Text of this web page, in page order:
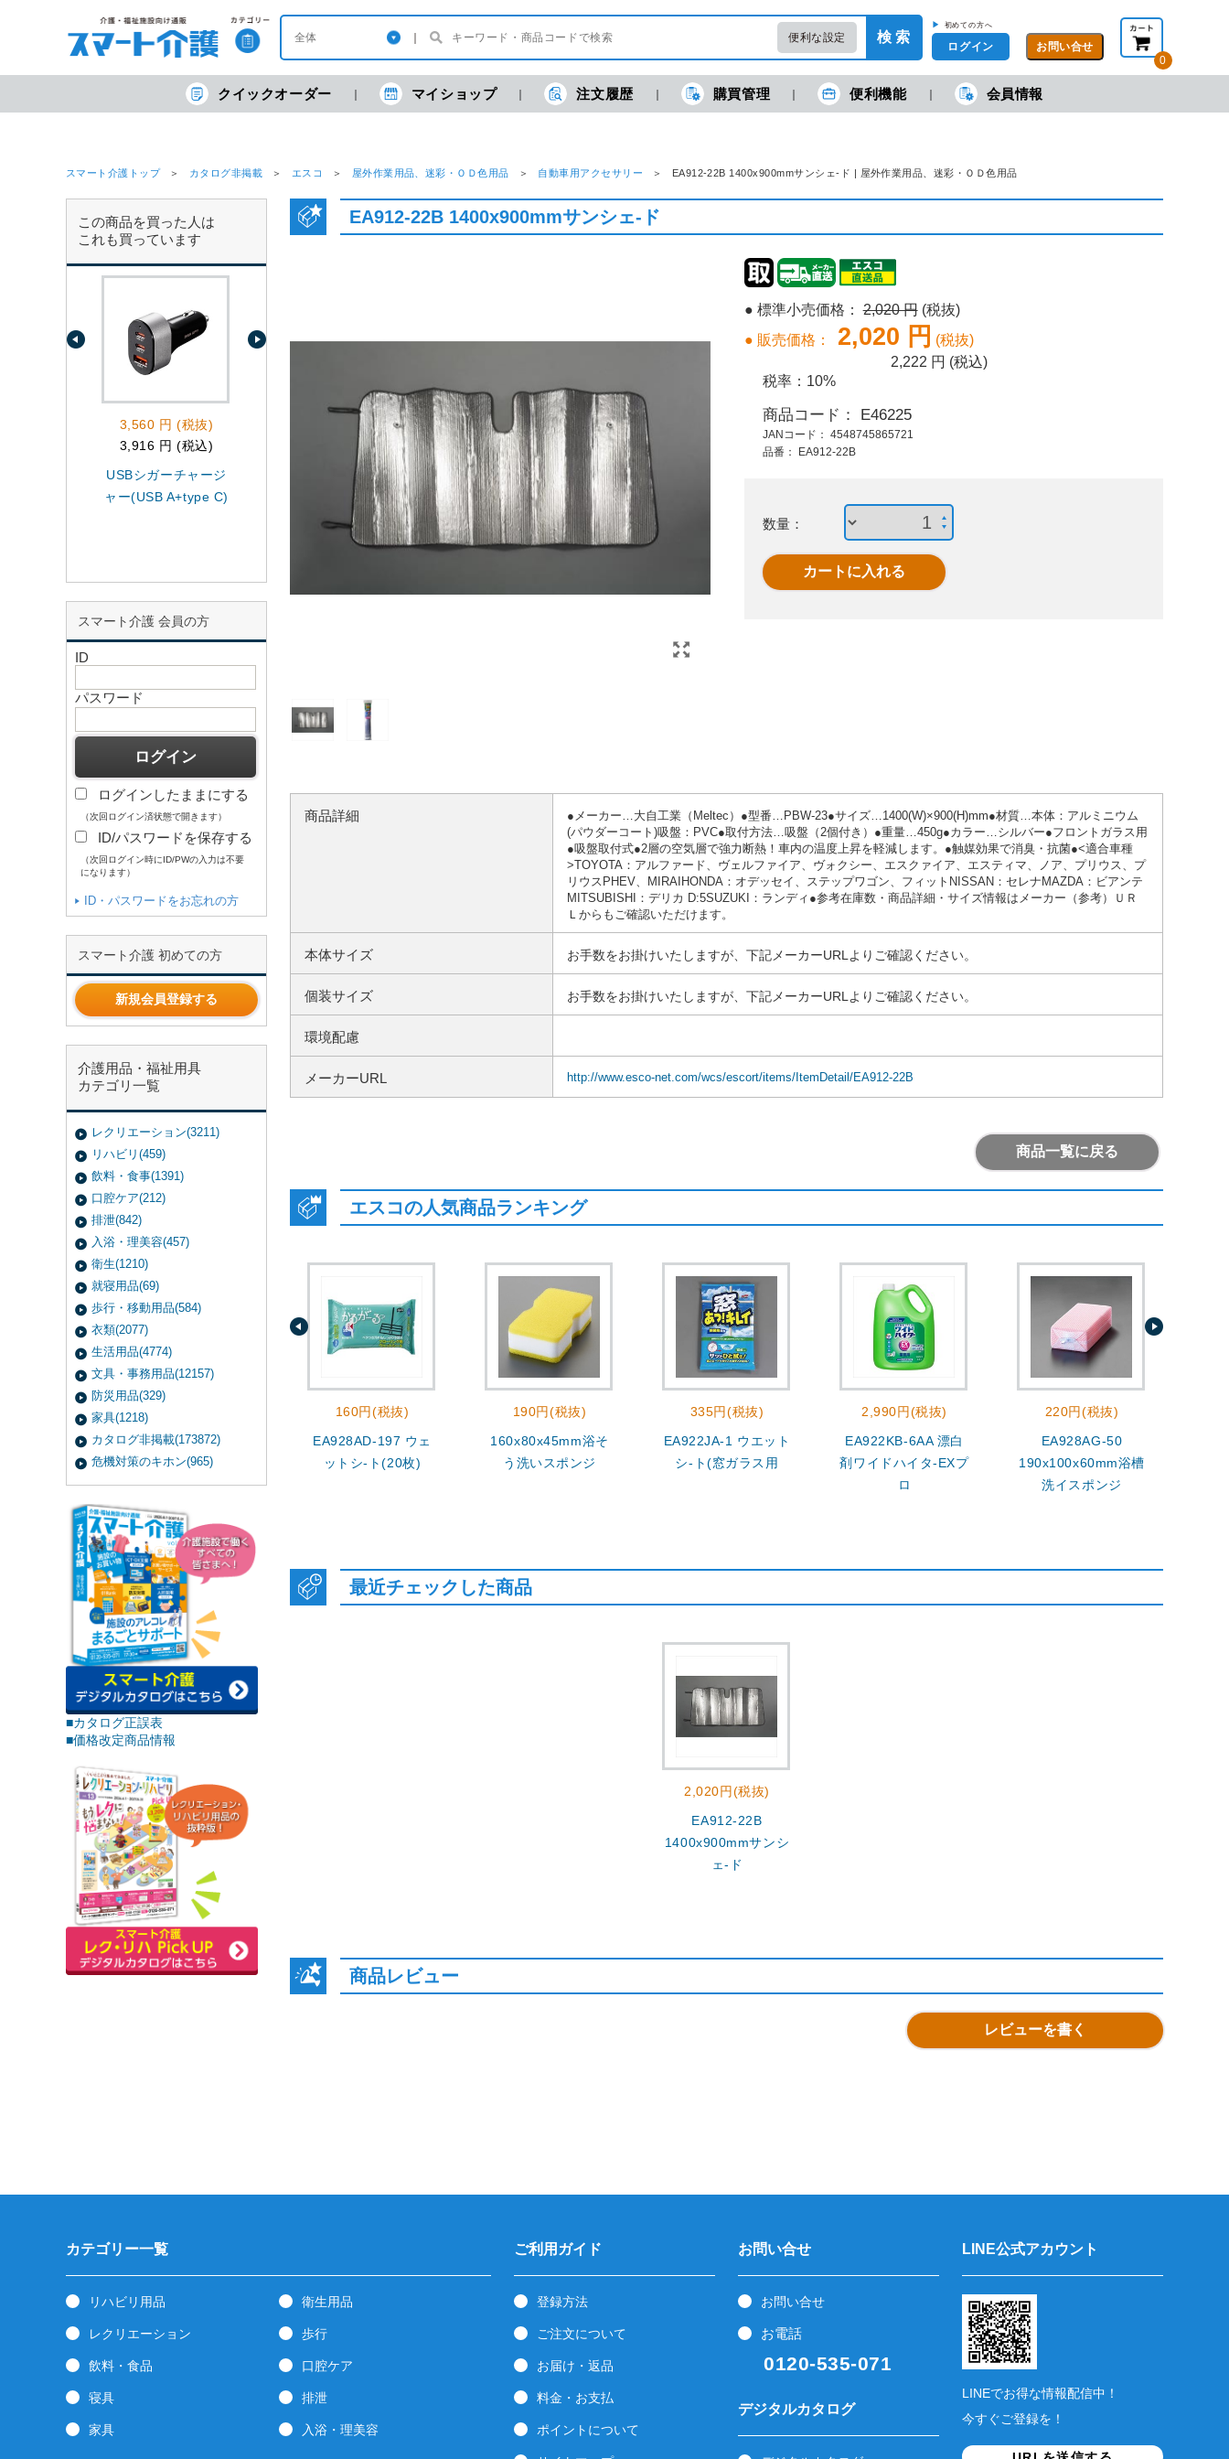
便利な設定 検 索
▶ 初めての方へ
ログイン
0
現在の金額合計： 円 (税抜) 円(税込)
クイックオーダー マイショップ 注文履歴 購買管理 便利機能 会員情報
スマート介護トップ カタログ非掲載 エスコ 屋外作業用品、迷彩・ＯＤ色用品 自動車用アクセサリー EA912-22B 1400x900mmサンシェ-ド | 屋外作業用品、迷彩・ＯＤ色用品
この商品を買った人は
これも買っています
3,560 円 (税抜)
3,916 円 (税込)
USBシガーチャージ
ャー(USB A+type C)
3,100 円 (税抜)
3,410 円 (税込)
1450x950mmサンシ
ェード
3,750 円 (税抜)
4,125 円 (税込)
USBシガーチャージ
ャ(ソケットx2/USB-
Ax2)
季節品)330ml 解氷ス
プレー(再凍結防止)
485 円 (税抜)
533 円 (税込)
スマート介護 会員の方
ID
パスワード
ログインしたままにする
（次回ログイン済状態で開きます）
ID/パスワードを保存する
（次回ログイン時にID/PWの入力は不要
になります）
ID・パスワードをお忘れの方
スマート介護 初めての方
新規会員登録する
介護用品・福祉用具
カテゴリ一覧
レクリエーション(3211)
リハビリ(459)
飲料・食事(1391)
口腔ケア(212)
排泄(842)
入浴・理美容(457)
衛生(1210)
就寝用品(69)
歩行・移動用品(584)
衣類(2077)
生活用品(4774)
文具・事務用品(12157)
防災用品(329)
家具(1218)
カタログ非掲載(173872)
危機対策のキホン(965)
■カタログ正誤表
■価格改定商品情報
EA912-22B 1400x900mmサンシェ-ド
● 標準小売価格：2,020 円 (税抜)
● 販売価格：
2,020 円 (税抜)
2,222 円 (税込)
税率： 10%
商品コード： E46225
JANコード： 4548745865721
品番：
EA912-22B
数量：
商品詳細
●メーカー…大自工業（Meltec）●型番…PBW-23●サイズ…1400(W)×900(H)mm●材質…本体：アルミニウム
(パウダーコート)吸盤：PVC●取付方法…吸盤（2個付き）●重量…450g●カラー…シルバー●フロントガラス用
●吸盤取付式●2層の空気層で強力断熱！車内の温度上昇を軽減します。●触媒効果で消臭・抗菌●<適合車種
>TOYOTA：アルファード、ヴェルファイア、ヴォクシー、エスクァイア、エスティマ、ノア、プリウス、プ
リウスPHEV、MIRAIHONDA：オデッセイ、ステップワゴン、フィットNISSAN：セレナMAZDA：ビアンテ
MITSUBISHI：デリカ D:5SUZUKI：ランディ●参考在庫数・商品詳細・サイズ情報はメーカー（参考）ＵＲ
Ｌからもご確認いただけます。
本体サイズ お手数をお掛けいたしますが、下記メーカーURLよりご確認ください。
個装サイズ お手数をお掛けいたしますが、下記メーカーURLよりご確認ください。
環境配慮
メーカーURL http://www.esco-net.com/wcs/escort/items/ItemDetail/EA912-22B
商品一覧に戻る
エスコの人気商品ランキング
160円(税抜)
EA928AD-197 ウェ
ットシ-ト(20枚)
190円(税抜)
160x80x45mm浴そ
う洗いスポンジ
335円(税抜)
EA922JA-1 ウエット
シ-ト(窓ガラス用
2,990円(税抜)
EA922KB-6AA 漂白
剤ワイドハイタ-EXプ
ロ
220円(税抜)
EA928AG-50
190x100x60mm浴槽
洗イスポンジ
最近チェックした商品
2,020円(税抜)
EA912-22B
1400x900mmサンシ
ェ-ド
商品レビュー
レビューを書く
カテゴリー一覧
リハビリ用品 衛生用品
レクリエーション 歩行
飲料・食品 口腔ケア
寝具 排泄
家具 入浴・理美容
ご利用ガイド
登録方法
ご注文について
お届け・返品
料金・お支払
ポイントについて
お問い合せ
お問い合せ
お電話
0120-535-071
デジタルカタログ
LINE公式アカウント
LINEでお得な情報配信中！
今すぐご登録を！